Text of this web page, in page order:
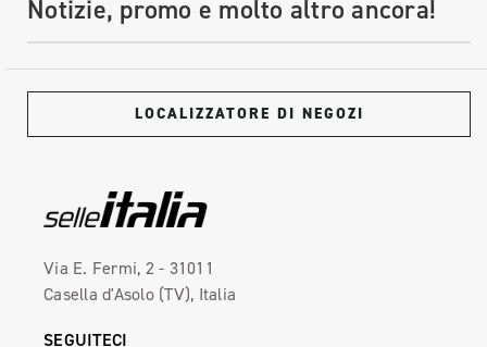
Notizie, promo e molto altro ancora!
LOCALIZZATORE DI NEGOZI
Via E. Fermi, 2 - 31011
Casella d'Asolo (TV), Italia
SEGUITECI